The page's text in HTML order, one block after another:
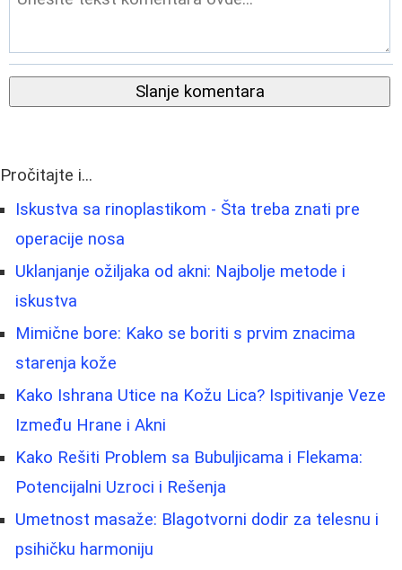
Slanje komentara
Pročitajte i...
Iskustva sa rinoplastikom - Šta treba znati pre
operacije nosa
Uklanjanje ožiljaka od akni: Najbolje metode i
iskustva
Mimične bore: Kako se boriti s prvim znacima
starenja kože
Kako Ishrana Utice na Kožu Lica? Ispitivanje Veze
Između Hrane i Akni
Kako Rešiti Problem sa Bubuljicama i Flekama:
Potencijalni Uzroci i Rešenja
Umetnost masaže: Blagotvorni dodir za telesnu i
psihičku harmoniju